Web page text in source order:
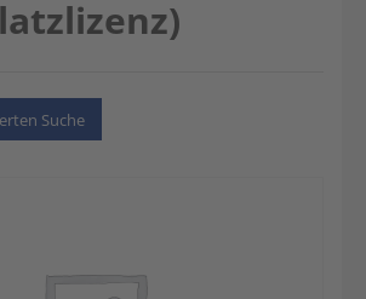
Suche